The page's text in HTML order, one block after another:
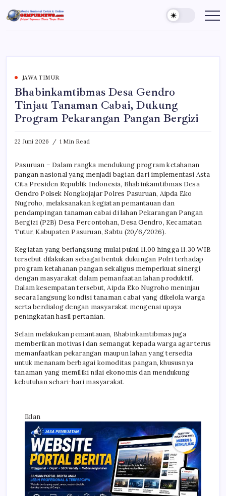
to
content
Gempur
News
Jelajah
Dunia
JAWA TIMUR
Bhabinkamtibmas Desa Gendro
Tinjau Tanaman Cabai, Dukung
Program Pekarangan Pangan Bergizi
22 Juni 2026 1 Min Read
Pasuruan – Dalam rangka mendukung program ketahanan
pangan nasional yang menjadi bagian dari implementasi Asta
Cita Presiden Republik Indonesia, Bhabinkamtibmas Desa
Gendro Polsek Nongkojajar Polres Pasuruan, Aipda Eko
Nugroho, melaksanakan kegiatan pemantauan dan
pendampingan tanaman cabai di lahan Pekarangan Pangan
Bergizi (P2B) Desa Percontohan, Desa Gendro, Kecamatan
Tutur, Kabupaten Pasuruan, Sabtu (20/6/2026).
Kegiatan yang berlangsung mulai pukul 11.00 hingga 11.30 WIB
tersebut dilakukan sebagai bentuk dukungan Polri terhadap
program ketahanan pangan sekaligus memperkuat sinergi
dengan masyarakat dalam pemanfaatan lahan produktif.
Dalam kesempatan tersebut, Aipda Eko Nugroho meninjau
secara langsung kondisi tanaman cabai yang dikelola warga
serta berdialog dengan masyarakat mengenai upaya
peningkatan hasil pertanian.
Selain melakukan pemantauan, Bhabinkamtibmas juga
memberikan motivasi dan semangat kepada warga agar terus
memanfaatkan pekarangan maupun lahan yang tersedia
untuk menanam berbagai komoditas pangan, khususnya
tanaman yang memiliki nilai ekonomis dan mendukung
kebutuhan sehari-hari masyarakat.
Iklan